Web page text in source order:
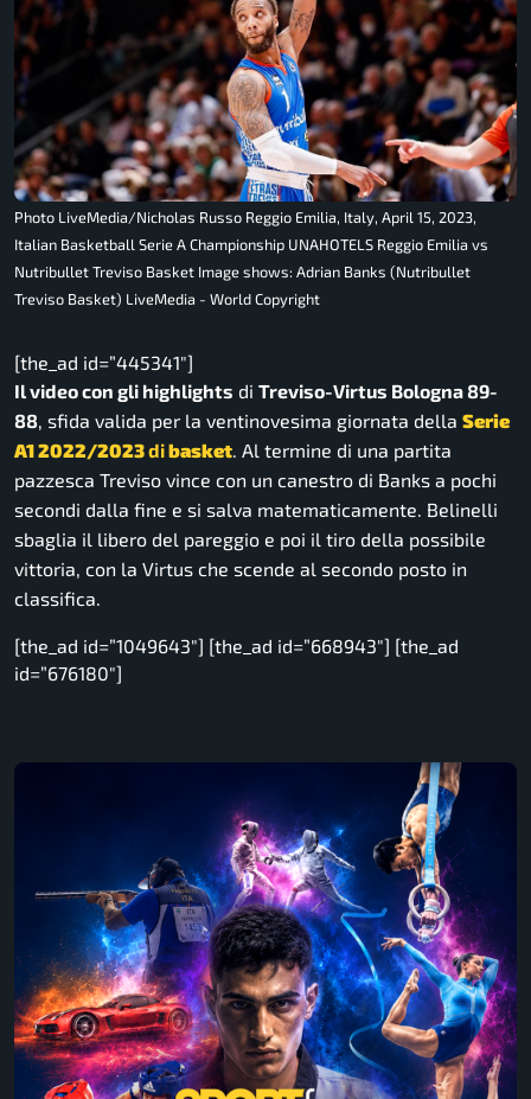
Photo LiveMedia/Nicholas Russo Reggio Emilia, Italy, April 15, 2023,
Italian Basketball Serie A Championship UNAHOTELS Reggio Emilia vs
Nutribullet Treviso Basket Image shows: Adrian Banks (Nutribullet
Treviso Basket) LiveMedia - World Copyright
[the_ad id=”445341″]
Il video con gli highlights di Treviso-Virtus Bologna 89-
88, sfida valida per la ventinovesima giornata della Serie
A1 2022/2023dibasket. Al termine di una partita
pazzesca Treviso vince con un canestro di Banks a pochi
secondi dalla fine e si salva matematicamente. Belinelli
sbaglia il libero del pareggio e poi il tiro della possibile
vittoria, con la Virtus che scende al secondo posto in
classifica.
[the_ad id=”1049643″] [the_ad id=”668943″] [the_ad
id=”676180″]